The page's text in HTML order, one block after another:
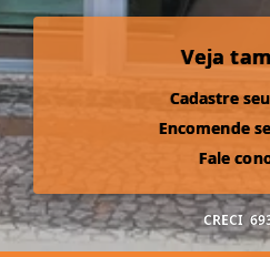
Veja
Cadastre
Encomende
Fale
CRECI